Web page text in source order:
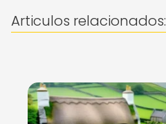
Articulos relacionados: